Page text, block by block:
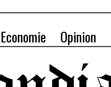
Economie Opinion